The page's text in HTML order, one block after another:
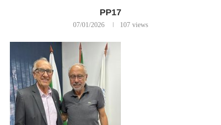
PP17
07/01/2026 107 views